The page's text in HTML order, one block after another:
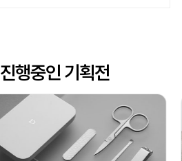
진행중인 기획전